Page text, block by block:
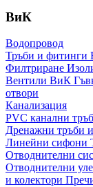
ВиК
Водопровод
Тръби и фитинги
Филтриране
Вентили ВиК
отвори
Канализация
PVC канални
Дренажни тръби
Линейни сифони
Отводнителни
Отводнителни
и колектори